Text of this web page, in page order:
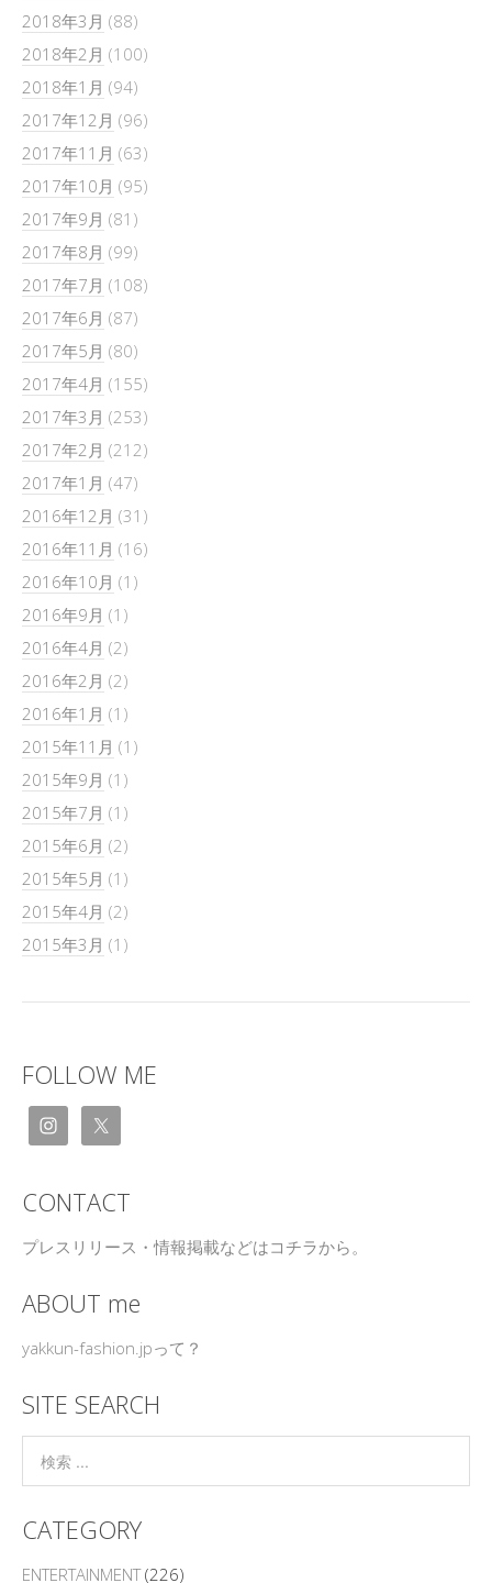
2018年3月 (88)
2018年2月 (100)
2018年1月 (94)
2017年12月 (96)
2017年11月 (63)
2017年10月 (95)
2017年9月 (81)
2017年8月 (99)
2017年7月 (108)
2017年6月 (87)
2017年5月 (80)
2017年4月 (155)
2017年3月 (253)
2017年2月 (212)
2017年1月 (47)
2016年12月 (31)
2016年11月 (16)
2016年10月 (1)
2016年9月 (1)
2016年4月 (2)
2016年2月 (2)
2016年1月 (1)
2015年11月 (1)
2015年9月 (1)
2015年7月 (1)
2015年6月 (2)
2015年5月 (1)
2015年4月 (2)
2015年3月 (1)
FOLLOW ME
CONTACT
プレスリリース・情報掲載などはコチラから。
ABOUT me
yakkun-fashion.jpって？
SITE SEARCH
CATEGORY
ENTERTAINMENT(226)